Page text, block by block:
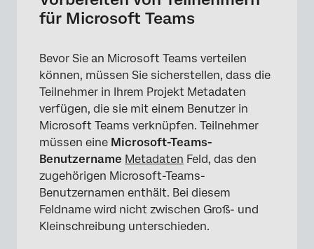
für Microsoft Teams
Bevor Sie an Microsoft Teams verteilen
können, müssen Sie sicherstellen, dass die
Teilnehmer in Ihrem Projekt Metadaten
verfügen, die sie mit einem Benutzer in
Microsoft Teams verknüpfen. Teilnehmer
müssen eine Microsoft-Teams-
Benutzername Metadaten Feld, das den
zugehörigen Microsoft-Teams-
Benutzernamen enthält. Bei diesem
Feldname wird nicht zwischen Groß- und
Kleinschreibung unterschieden.